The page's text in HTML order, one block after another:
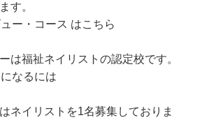
す。
ー・コース はこちら
は福祉ネイリストの認定校です。
なるには
ネイリストを1名募集しておりま